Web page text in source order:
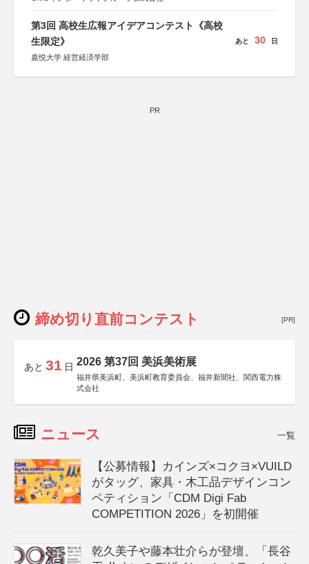
第3回 高校生広報アイデアコンテスト《高校
生限定》
嘉悦大学 経営経済学部
あと 30 日
PR
締め切り直前コンテスト [PR]
あと 31 日 2026 第37回 美浜美術展
福井県美浜町、美浜町教育委員会、福井新聞社、関西電力株
式会社
ニュース 一覧
【公募情報】カインズ×コクヨ×VUILD
がタッグ、家具・木工品デザインコン
ペティション「CDM Digi Fab
COMPETITION 2026」を初開催
乾久美子や藤本壮介らが登壇、「長谷